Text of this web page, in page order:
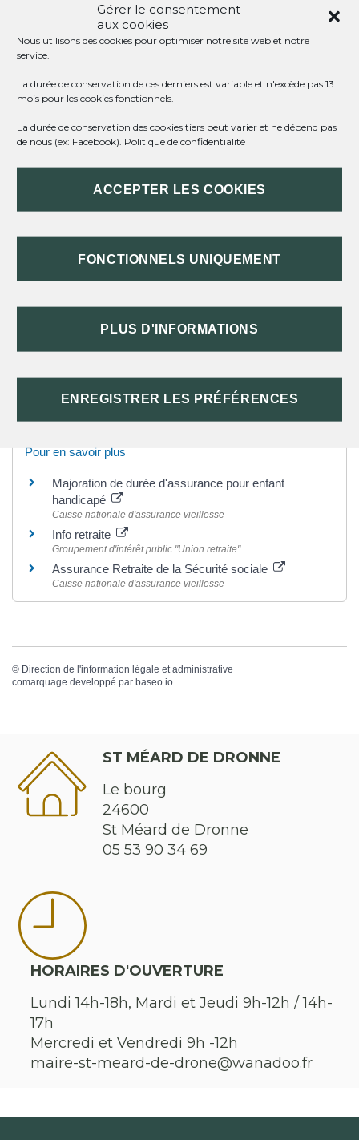
Gérer le consentement
aux cookies
Nous utilisons des cookies pour optimiser notre site web et notre
service.
La durée de conservation de ces derniers est variable et n'excède pas 13
mois pour les cookies fonctionnels.
La durée de conservation des cookies tiers peut varier et ne dépend pas
de nous (ex: Facebook). Politique de confidentialité
ACCEPTER LES COOKIES
FONCTIONNELS UNIQUEMENT
PLUS D'INFORMATIONS
ENREGISTRER LES PRÉFÉRENCES
vieillesse au régime général de la Sécurité sociale. La
majoration consiste en l'attribution d'un certain nombre de
trimestres d'assurance supplémentaires. La majoration est
possible dans la limite de 8 trimestres.
DÉMARCHE
CUMUL AVEC D'AUTRES MAJORATIONS
TEXTES DE RÉFÉRENCE
Pour en savoir plus
Majoration de durée d'assurance pour enfant
handicapé
Caisse nationale d'assurance vieillesse
Info retraite
Groupement d'intérêt public "Union retraite"
Assurance Retraite de la Sécurité sociale
Caisse nationale d'assurance vieillesse
© Direction de l'information légale et administrative
comarquage developpé par baseo.io
ST MÉARD DE DRONNE
Le bourg
24600
St Méard de Dronne
05 53 90 34 69
HORAIRES D'OUVERTURE
Lundi 14h-18h, Mardi et Jeudi 9h-12h / 14h-
17h
Mercredi et Vendredi 9h -12h
maire-st-meard-de-drone@wanadoo.fr